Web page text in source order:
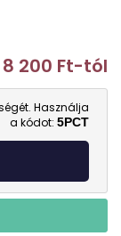
8 200 Ft-tól
Használja
a kódot: 5PCT